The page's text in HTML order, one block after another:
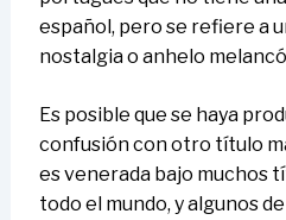
español, pero se refiere a
nostalgia o anhelo
Es posible que se haya
confusión con otro título
es venerada bajo muchos
todo el mundo, y algunos